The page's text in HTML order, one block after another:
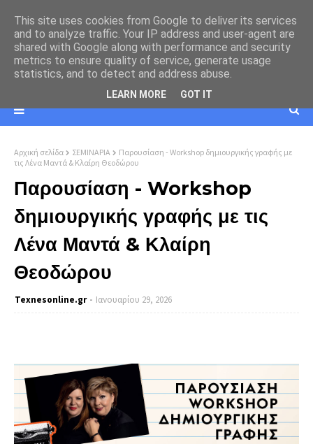
Αρχική σελίδα ΣΕΜΙΝΑΡΙΑ
Παρουσίαση - Workshop δημιουργικής γραφής με
τις Λένα Μαντά & Κλαίρη Θεοδώρου
Παρουσίαση - Workshop
δημιουργικής γραφής με τις
Λένα Μαντά & Κλαίρη
Θεοδώρου
Texnesοnline.gr Ιανουαρίου 29, 2026
This site uses cookies from Google to deliver its services
and to analyze traffic. Your IP address and user-agent are
shared with Google along with performance and security
metrics to ensure quality of service, generate usage
statistics, and to detect and address abuse.
LEARN MORE GOT IT